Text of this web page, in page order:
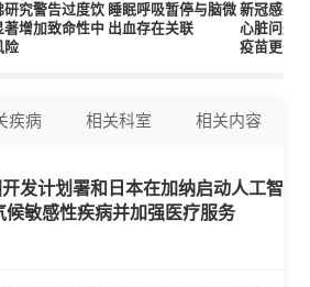
研究警告过度饮
著增加致命性中
险
睡眠呼吸暂停与脑微
出血存在关联
新冠感染
心脏问题
疫苗更长
疾病 相关科室 相关内容
发计划署和日本在加纳启动人工智
候敏感性疾病并加强医疗服务